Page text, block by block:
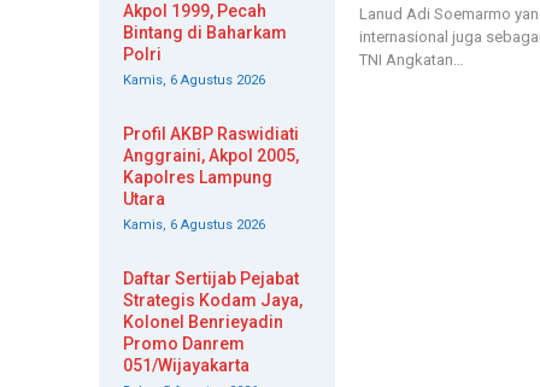
Lanud Adi Soemarmo
internasional juga
TNI Angkatan…
Akpol 1999, Pecah
Bintang di Baharkam
Polri
Kamis, 6 Agustus 2026
Profil AKBP Raswidiati
Anggraini, Akpol 2005,
Kapolres Lampung
Utara
Kamis, 6 Agustus 2026
Daftar Sertijab Pejabat
Strategis Kodam Jaya,
Kolonel Benrieyadin
Promo Danrem
051/Wijayakarta